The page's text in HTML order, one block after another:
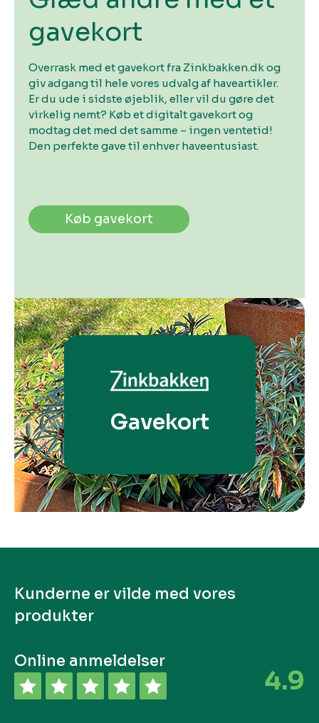
gavekort
Overrask med et gavekort fra Zinkbakken.dk og
giv adgang til hele vores udvalg af haveartikler.
Er du ude i sidste øjeblik, eller vil du gøre det
virkelig nemt? Køb et digitalt gavekort og
modtag det med det samme – ingen ventetid!
Den perfekte gave til enhver haveentusiast.
Køb gavekort
Gavekort
Kunderne er vilde med vores
produkter
Online anmeldelser
4.9